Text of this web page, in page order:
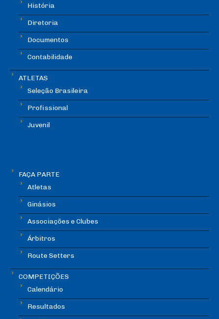
História
Diretoria
Documentos
Contabilidade
ATLETAS
Seleção Brasileira
Profissional
Juvenil
FAÇA PARTE
Atletas
Ginásios
Associações e Clubes
Árbitros
Route Setters
COMPETIÇÕES
Calendário
Resultados